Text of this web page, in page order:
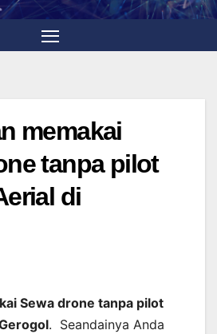
memakai
tanpa pilot
di
Sewa drone tanpa pilot
. Seandainya Anda